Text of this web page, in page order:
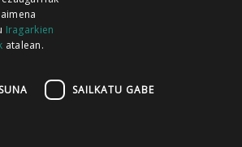
GUKA
GUKA
ZUMAIA GUKA
Iragarkien
atalean.
SAILKATU GABE